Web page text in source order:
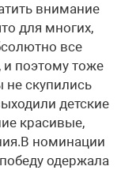
внимание
для многих,
все
и поэтому тоже
не скупились
детские
красивые,
номинации
одержала